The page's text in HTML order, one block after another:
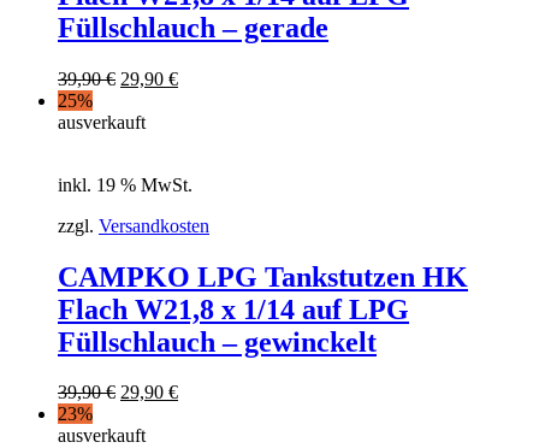
Füllschlauch – gerade
39,90€ 29,90 €
25%
ausverkauft
inkl. 19 % MwSt.
zzgl. Versandkosten
CAMPKO LPG Tankstutzen HK
Flach W21,8 x 1/14 auf LPG
Füllschlauch – gewinckelt
39,90€ 29,90 €
23%
ausverkauft